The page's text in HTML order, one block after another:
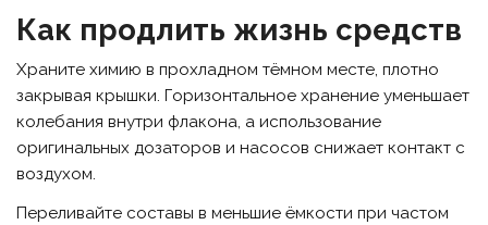
Как продлить жизнь средств
Храните химию в прохладном тёмном месте, плотно
закрывая крышки. Горизонтальное хранение уменьшает
колебания внутри флакона, а использование
оригинальных дозаторов и насосов снижает контакт с
воздухом.
Переливайте составы в меньшие ёмкости при частом